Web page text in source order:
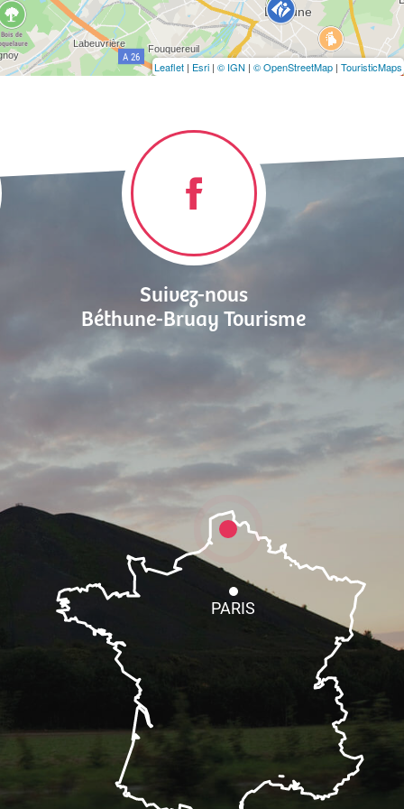
Leaflet | Esri | © IGN | © OpenStreetMap | TouristicMaps
Suivez-nous
Béthune-Bruay Tourisme
PARIS